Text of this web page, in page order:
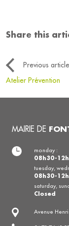
Share this
Previous article
Atelier Prévention
MAIRIE DE
Avenue
monday :
08h30-
tuesday,
08h30-
saturday,
Closed